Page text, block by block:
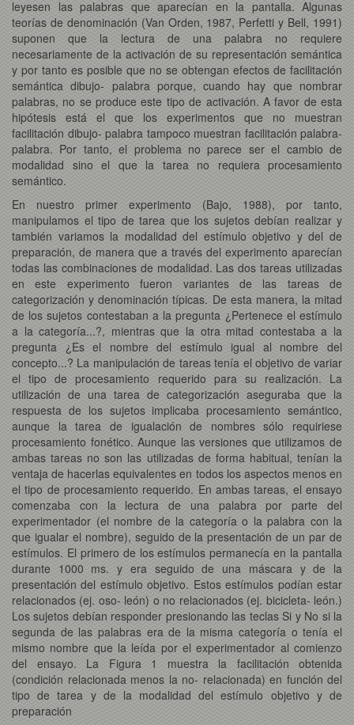
leyesen las palabras que aparecían en la pantalla. Algunas
teorías de denominación (Van Orden, 1987, Perfetti y Bell, 1991)
suponen que la lectura de una palabra no requiere
necesariamente de la activación de su representación semántica
y por tanto es posible que no se obtengan efectos de facilitación
semántica dibujo- palabra porque, cuando hay que nombrar
palabras, no se produce este tipo de activación. A favor de esta
hipótesis está el que los experimentos que no muestran
facilitación dibujo- palabra tampoco muestran facilitación palabra-
palabra. Por tanto, el problema no parece ser el cambio de
modalidad sino el que la tarea no requiera procesamiento
semántico.
En nuestro primer experimento (Bajo, 1988), por tanto,
manipulamos el tipo de tarea que los sujetos debían realizar y
también variamos la modalidad del estímulo objetivo y del de
preparación, de manera que a través del experimento aparecían
todas las combinaciones de modalidad. Las dos tareas utilizadas
en este experimento fueron variantes de las tareas de
categorización y denominación típicas. De esta manera, la mitad
de los sujetos contestaban a la pregunta ¿Pertenece el estímulo
a la categoría...?, mientras que la otra mitad contestaba a la
pregunta ¿Es el nombre del estímulo igual al nombre del
concepto...? La manipulación de tareas tenía el objetivo de variar
el tipo de procesamiento requerido para su realización. La
utilización de una tarea de categorización aseguraba que la
respuesta de los sujetos implicaba procesamiento semántico,
aunque la tarea de igualación de nombres sólo requiriese
procesamiento fonético. Aunque las versiones que utilizamos de
ambas tareas no son las utilizadas de forma habitual, tenían la
ventaja de hacerlas equivalentes en todos los aspectos menos en
el tipo de procesamiento requerido. En ambas tareas, el ensayo
comenzaba con la lectura de una palabra por parte del
experimentador (el nombre de la categoría o la palabra con la
que igualar el nombre), seguido de la presentación de un par de
estímulos. El primero de los estímulos permanecía en la pantalla
durante 1000 ms. y era seguido de una máscara y de la
presentación del estímulo objetivo. Estos estímulos podían estar
relacionados (ej. oso- león) o no relacionados (ej. bicicleta- león.)
Los sujetos debían responder presionando las teclas Si y No si la
segunda de las palabras era de la misma categoría o tenía el
mismo nombre que la leída por el experimentador al comienzo
del ensayo. La Figura 1 muestra la facilitación obtenida
(condición relacionada menos la no- relacionada) en función del
tipo de tarea y de la modalidad del estímulo objetivo y de
preparación